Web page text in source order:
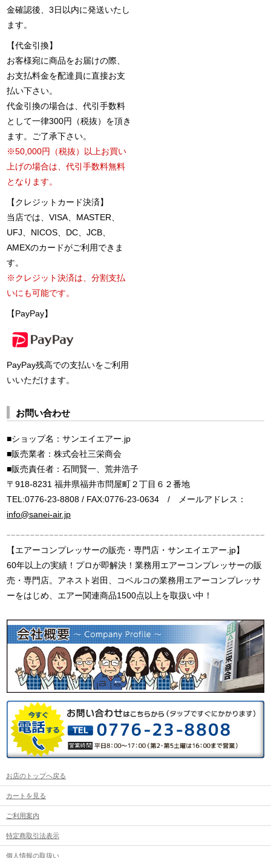
金確認後、3日以内に発送いたし
ます。
【代金引換】
お客様宛に商品をお届けの際、
お支払料金を配達員に直接お支
払い下さい。
代金引換の場合は、代引手数料
として一律300円（税抜）を頂き
ます。ご了承下さい。
※50,000円（税抜）以上お買い
上げの場合は、代引手数料無料
となります。
【クレジットカード決済】
当店では、VISA、MASTER、
UFJ、NICOS、DC、JCB、
AMEXのカードがご利用できま
す。
※クレジット決済は、分割支払
いにも可能です。
【PayPay】
PayPay残高での支払いをご利用
いいただけます。
お問い合わせ
■ショップ名：サンエイエアー.jp
■販売業者：株式会社三栄商会
■販売責任者：石間賢一、荒井浩子
〒918-8231 福井県福井市問屋町２丁目６２番地
TEL:0776-23-8808 / FAX:0776-23-0634 / メールアドレス：
info@sanei-air.jp
【エアーコンプレッサーの販売・専門店・サンエイエアー.jp】
60年以上の実績！プロが即解決！業務用エアーコンプレッサーの販
売・専門店。アネスト岩田、コベルコの業務用エアーコンプレッサ
ーをはじめ、エアー関連商品1500点以上を取扱い中！
お店のトップへ戻る
カートを見る
ご利用案内
特定商取引法表示
個人情報の取扱い